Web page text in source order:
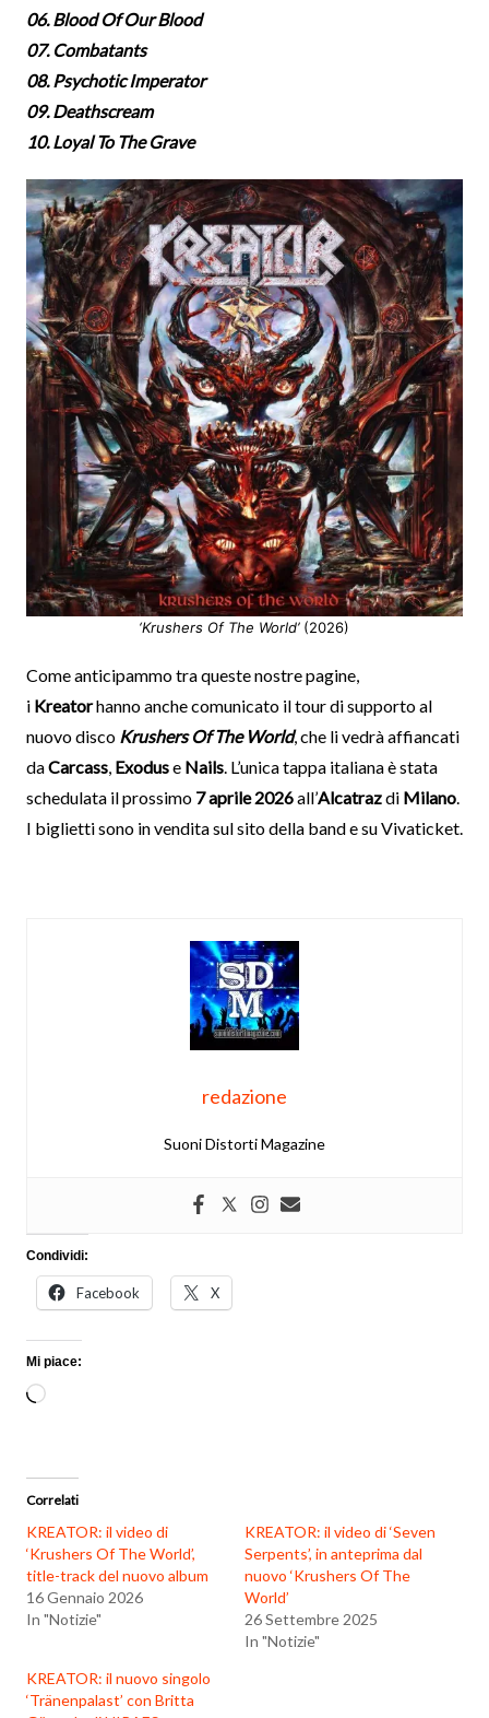
06. Blood Of Our Blood
07. Combatants
08. Psychotic Imperator
09. Deathscream
10. Loyal To The Grave
‘Krushers Of The World’(2026)
Come anticipammo tra queste nostre pagine,
i Kreatorhanno anche comunicato il tour di supporto al
nuovo disco Krushers Of The World, che li vedrà affiancati
daCarcass, Exoduse Nails. L’unica tappa italiana è stata
schedulata il prossimo 7 aprile 2026all’Alcatrazdi Milano.
I biglietti sono in vendita sul sito della band e su Vivaticket.
redazione
Suoni Distorti Magazine
Condividi:
Facebook X
Mi piace:
Caricamento
Correlati
KREATOR: il video di
‘Krushers Of The World’,
title-track del nuovo album
16 Gennaio 2026
In "Notizie"
KREATOR: il video di ‘Seven
Serpents’, in anteprima dal
nuovo ‘Krushers Of The
World’
26 Settembre 2025
In "Notizie"
KREATOR: il nuovo singolo
‘Tränenpalast’ con Britta